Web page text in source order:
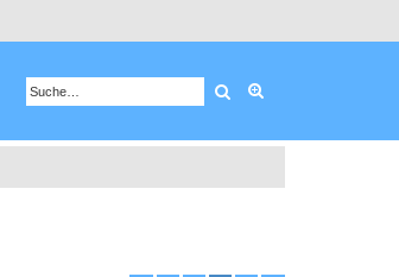
Suche